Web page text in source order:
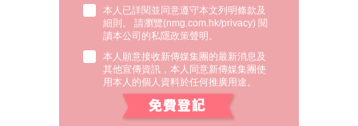
本人已詳閱並同意遵守本文列明條款及
細則。 請瀏覽(nmg.com.hk/privacy) 閱
讀本公司的私隱政策聲明。
本人願意接收新傳媒集團的最新消息及
其他宣傳資訊，本人同意新傳媒集團使
用本人的個人資料於任何推廣用途。